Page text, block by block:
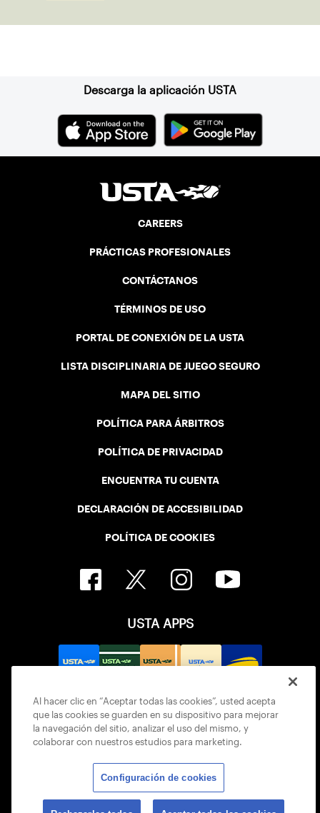
Descarga la aplicación USTA
CAREERS
PRÁCTICAS PROFESIONALES
CONTÁCTANOS
TÉRMINOS DE USO
PORTAL DE CONEXIÓN DE LA USTA
LISTA DISCIPLINARIA DE JUEGO SEGURO
MAPA DEL SITIO
POLÍTICA PARA ÁRBITROS
POLÍTICA DE PRIVACIDAD
ENCUENTRA TU CUENTA
DECLARACIÓN DE ACCESIBILIDAD
POLÍTICA DE COOKIES
USTA APPS
© 2026 USTA ALL RIGHTS RESERVED
Al hacer clic en “Aceptar todas las cookies”, usted acepta
que las cookies se guarden en su dispositivo para mejorar
la navegación del sitio, analizar el uso del mismo, y
colaborar con nuestros estudios para marketing.
Configuración de cookies